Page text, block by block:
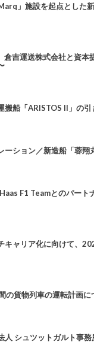
」施設を起点とした
吉運送株式会社と資本
搬船「ARISTOS II」の引
ーション／新造船「蓉翔
F1 Teamとのパート
キャリア化に向けて、
の貨物列車の運転計画に
人 シュツットガルト事